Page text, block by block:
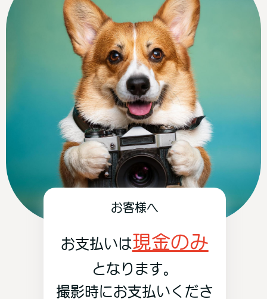
お客様へ
お支払いは現金のみ
となります。
撮影時にお支払いくださ